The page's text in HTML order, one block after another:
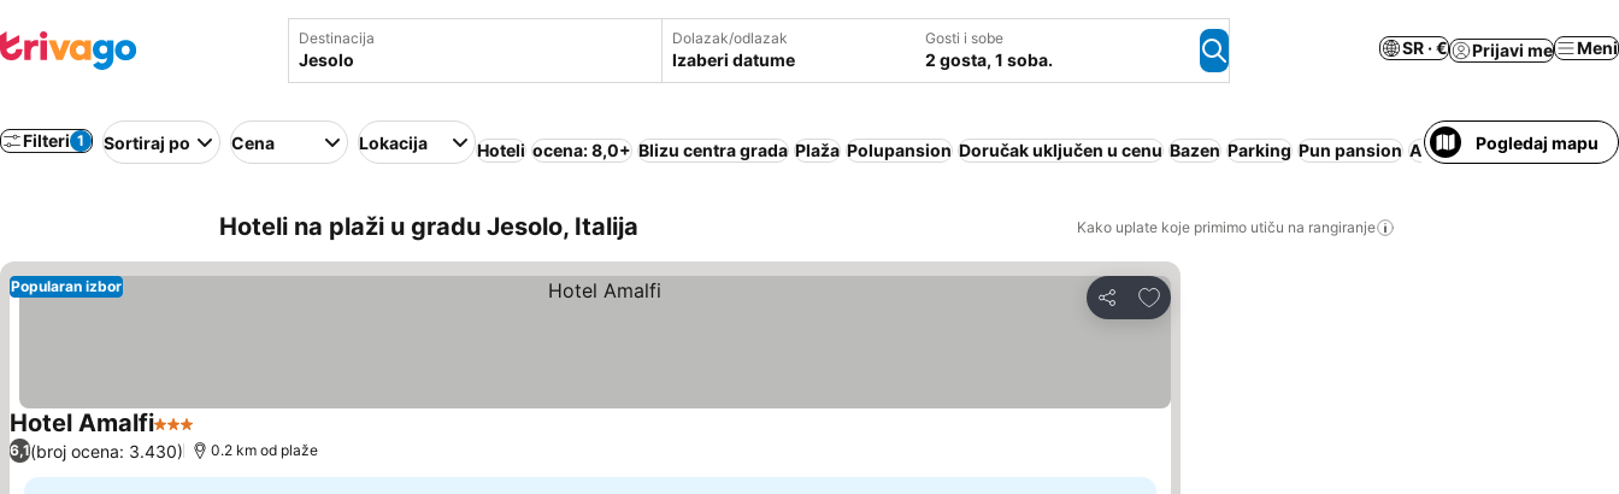
Destinacija Dolazak/odlazak
Izaberi datume
Gosti i sobe
2 gosta, 1 soba.
SR · € Prijavi me Meni
Filteri 1 Sortiraj po Cena Lokacija Hoteli ocena: 8,0+ Blizu centra grada Plaža Polupansion Doručak uključen u cenu Bazen Parking Pun pansion Apart hotel Dozvoljeni
Pogledaj mapu
Hoteli na plaži u gradu Jesolo, Italija Kako uplate koje primimo utiču na rangiranje
Deli
Dodati u favorite
Popularan izbor
Hotel Amalfi3 Zvezdice
6,1(broj ocena: 3.430) 0.2 km od plaže